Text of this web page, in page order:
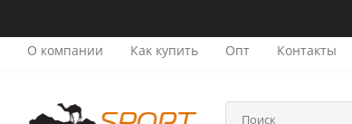
О компании
Как купить Опт Контакты